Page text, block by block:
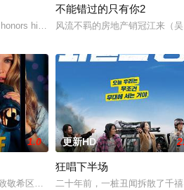
为挚友雅斯敏牵线搭桥，为她安排相亲
his late mother's legacy by following
不能错过的只有你2
风流不羁的房地产销冠江来（
伟 饰)、Jean(邓健泓 饰)、Leo(周永恒
1.0
敬希区柯克的影片中，一位犯罪小说作家
更新HD
狂唱下半场
二十年前，一桩丑闻拆散了千